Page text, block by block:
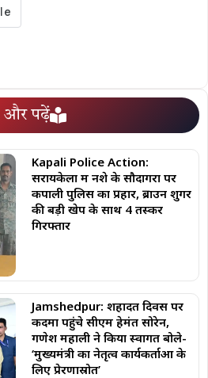
और पढ़ें
Kapali Police Action:
सरायकेला में नशे के सौदागरों पर
कपाली पुलिस का प्रहार, ब्राउन शुगर
की बड़ी खेप के साथ 4 तस्कर
गिरफ्तार
Jamshedpur: शहादत दिवस पर
कदमा पहुंचे सीएम हेमंत सोरेन,
गणेश महाली ने किया स्वागत बोले-
‘मुख्यमंत्री का नेतृत्व कार्यकर्ताओं के
लिए प्रेरणास्रोत’